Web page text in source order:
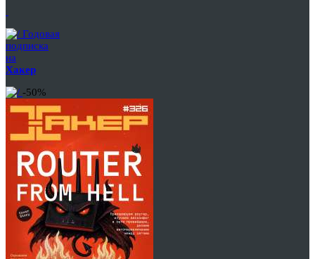
Годовая
подписка
на
Хакер
-50%